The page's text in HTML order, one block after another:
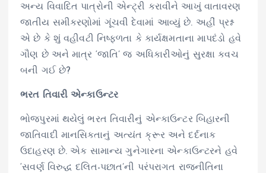
અન્ય વિવાદિત પાત્રોની એન્ટ્રી કરાવીને આખું વાતાવરણ
જાતીય સમીકરણોમાં ગૂંચવી દેવામાં આવ્યું છે. અહીં પ્રશ્ન
એ છે કે શું વહીવટી નિષ્ફળતા કે કાર્યક્ષમતાના માપદંડો હવે
ગૌણ છે અને માત્ર ‘જાતિ’ જ અધિકારીઓનું સુરક્ષા કવચ
બની ગઈ છે?
ભરત તિવારી એન્કાઉન્ટર
ભોજપુરમાં થયેલું ભરત તિવારીનું એન્કાઉન્ટર બિહારની
જાતિવાદી માનસિકતાનું અત્યંત ક્રૂર અને દર્દનાક
ઉદાહરણ છે. એક સામાન્ય ગુનેગારના એન્કાઉન્ટરને હવે
‘સવર્ણ વિરુદ્ધ દલિત-પછાત’ની પરંપરાગત રાજનીતિના